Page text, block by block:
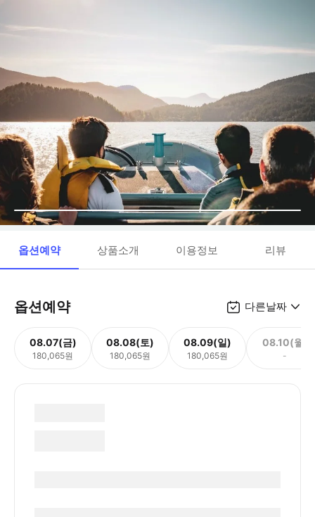
옵션예약 상품소개 이용정보 리뷰
옵션예약 다른날짜
08.07(금)
180,065원
08.08(토)
180,065원
08.09(일)
180,065원
08.10(월)
-